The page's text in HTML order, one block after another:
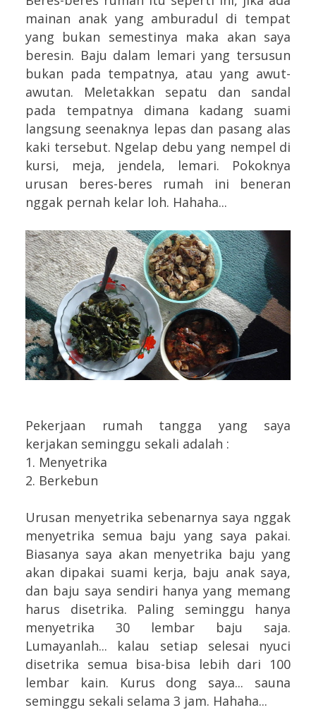
mainan anak yang amburadul di tempat
yang bukan semestinya maka akan saya
beresin. Baju dalam lemari yang tersusun
bukan pada tempatnya, atau yang awut-
awutan. Meletakkan sepatu dan sandal
pada tempatnya dimana kadang suami
langsung seenaknya lepas dan pasang alas
kaki tersebut. Ngelap debu yang nempel di
kursi, meja, jendela, lemari. Pokoknya
urusan beres-beres rumah ini beneran
nggak pernah kelar loh. Hahaha...
Pekerjaan rumah tangga yang saya
kerjakan seminggu sekali adalah :
1. Menyetrika
2. Berkebun
Urusan menyetrika sebenarnya saya nggak
menyetrika semua baju yang saya pakai.
Biasanya saya akan menyetrika baju yang
akan dipakai suami kerja, baju anak saya,
dan baju saya sendiri hanya yang memang
harus disetrika. Paling seminggu hanya
menyetrika 30 lembar baju saja.
Lumayanlah... kalau setiap selesai nyuci
disetrika semua bisa-bisa lebih dari 100
lembar kain. Kurus dong saya... sauna
seminggu sekali selama 3 jam. Hahaha...